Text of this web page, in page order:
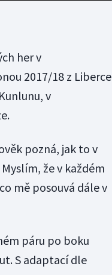
her v
2017/18 z Liberce
v
pozná, jak to v
že v každém
mě posouvá dále v
páru po boku
S adaptací dle